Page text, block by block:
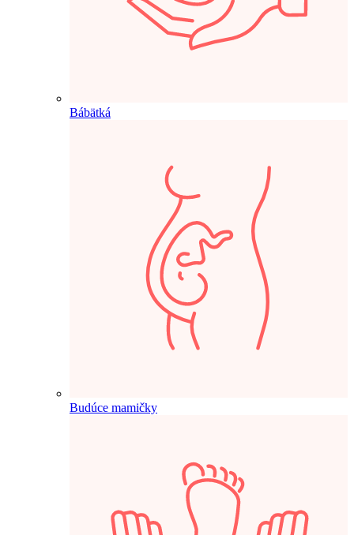
Bábätká
Budúce mamičky